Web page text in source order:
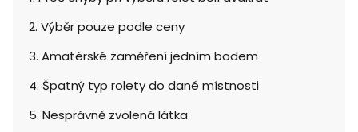
2. Výběr pouze podle ceny
3. Amatérské zaměření jedním bodem
4. Špatný typ rolety do dané místnosti
5. Nesprávně zvolená látka